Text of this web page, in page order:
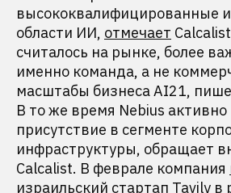
высококвалифицированные
области ИИ, отмечает
считалось на рынке, более
именно команда, а не
масштабы бизнеса AI21,
В то же время Nebius
присутствие в сегменте
инфраструктуры, обращает
Calcalist. В феврале компания
израильский стартап Tavily в